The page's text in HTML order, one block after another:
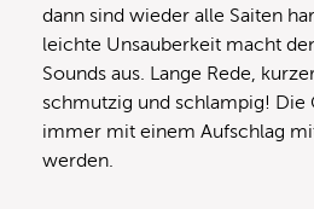
dann sind wieder alle Saiten
leichte Unsauberkeit macht
Sounds aus. Lange Rede,
schmutzig und schlampig! Die
immer mit einem Aufschlag
werden.